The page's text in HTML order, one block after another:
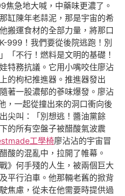
焦急地大喊，中藥味更濃了。
缸陳年老蒜泥，那是宇宙的希
搬運食材的全部力量，將那口
999！我們要從後院逃跑！別
「不行！燃料是文明的基礎！
特務抗議。它用小嘴咬住廖沾
的枸杞推進器。推進器發出
著一股濃郁的蔘味爆發。廖沾
，一起從撞出來的洞口衝向後
尖叫：「別想逃！醬油黨餘
的所有空盤子被醋酸氣波震
工學椅廖沾沾的宇宙冒
酸的混亂中，拉開了帷幕。
》何手殘的人生，被兩個巨大
平行泊車。他那輛老舊的掀背
焦慮，從未在他需要時提供過